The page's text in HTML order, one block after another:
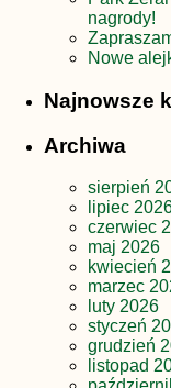
nagrody!
Nowe
Najnowsze
Archiwa
sierpień
lipiec
czerwiec
maj 2026
kwiecień
marzec
luty 2026
styczeń
grudzień
listopad